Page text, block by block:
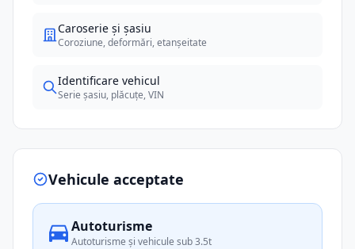
Caroserie și șasiu
Coroziune, deformări, etanșeitate
Identificare vehicul
Serie șasiu, plăcuțe, VIN
Vehicule acceptate
Autoturisme
Autoturisme și vehicule sub 3.5t